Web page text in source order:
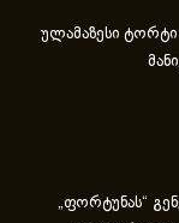
ულამაზესი
„ფორტუნას“